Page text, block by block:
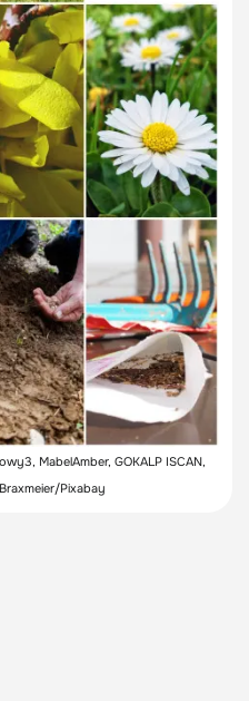
MabelAmber, GOKALP ISCAN,
Pixabay